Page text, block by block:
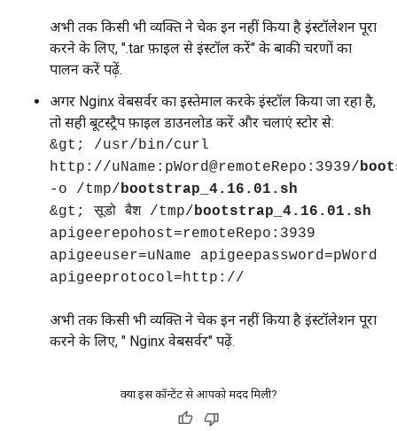
अभी तक किसी भी व्यक्ति ने चेक इन नहीं किया है इंस्टॉलेशन पूरा
करने के लिए, ".tar फ़ाइल से इंस्टॉल करें" के बाकी चरणों का
पालन करें पढ़ें.
अगर Nginx वेबसर्वर का इस्तेमाल करके इंस्टॉल किया जा रहा है,
तो सही बूटस्ट्रैप फ़ाइल डाउनलोड करें और चलाएं स्टोर से:
&gt; /usr/bin/curl
http://uName:pWord@remoteRepo:3939/
-o /tmp/bootstrap_4.16.01.sh
&gt; सूडो बैश /tmp/bootstrap_4.16.01.sh
apigeerepohost=remoteRepo:3939
apigeeuser=uName apigeepassword=pWord
apigeeprotocol=http://
अभी तक किसी भी व्यक्ति ने चेक इन नहीं किया है इंस्टॉलेशन पूरा
करने के लिए, " Nginx वेबसर्वर" पढ़ें.
क्या इस कॉन्टेंट से आपको मदद मिली?